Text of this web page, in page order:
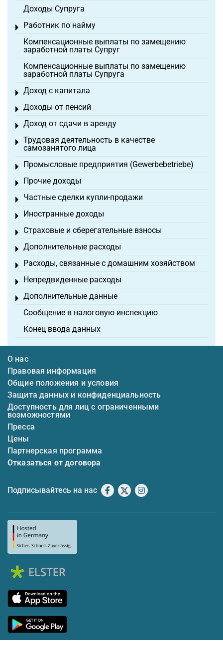
Доходы Супруга
Работник по найму
Toggle menu
Компенсационные выплаты по замещению
заработной платы Супруг
Компенсационные выплаты по замещению
заработной платы Супруга
Доход с капитала
Toggle menu
Доходы от пенсий
Toggle menu
Доход от сдачи в аренду
Toggle menu
Трудовая деятельность в качестве
самозанятого лица
Toggle menu
Промысловые предприятия (Gewerbebetriebe)
Toggle menu
Прочие доходы
Toggle menu
Частные сделки купли-продажи
Toggle menu
Иностранные доходы
Toggle menu
Страховые и сберегательные взносы
Toggle menu
Дополнительные расходы
Toggle menu
Расходы, связанные с домашним хозяйством
Toggle menu
Непредвиденные расходы
Toggle menu
Дополнительные данные
Toggle menu
Сообщение в налоговую инспекцию
Конец ввода данных
О нас
Правовая информация
Общие положения и условия
Защита данных и конфиденциальность
Доступность для лиц с ограниченными
возможностями
Пресса
Цены
Партнерская программа
Отказаться от договора
Подписывайтесь на нас Facebook
X Instagram